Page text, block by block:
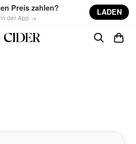
Preis zahlen?
der App →
LADEN